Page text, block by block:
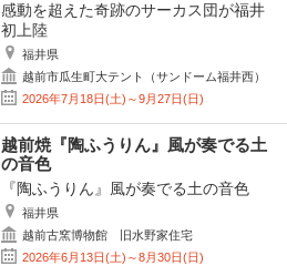
感動を超えた奇跡のサーカス団が福井
初上陸
福井県
越前市瓜生町大テント（サンドーム福井西）
2026年7月18日(土)～9月27日(日)
越前焼『陶ふうりん』風が奏でる土
の音色
『陶ふうりん』風が奏でる土の音色
福井県
越前古窯博物館 旧水野家住宅
2026年6月13日(土)～8月30日(日)